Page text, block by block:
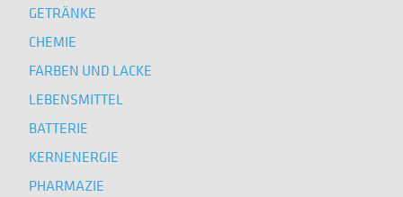
GETRÄNKE
CHEMIE
FARBEN UND LACKE
LEBENSMITTEL
BATTERIE
KERNENERGIE
PHARMAZIE